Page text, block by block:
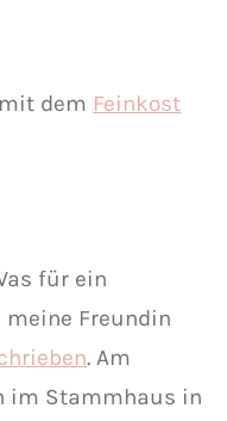
dem Feinkost
für ein
meine Freundin
. Am
im Stammhaus in